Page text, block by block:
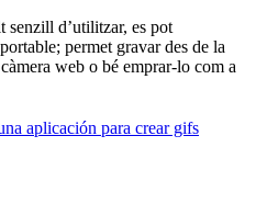
senzill d’utilitzar, es pot
permet gravar des de la
web o bé emprar-lo com a
aplicación para crear gifs